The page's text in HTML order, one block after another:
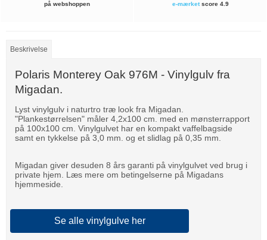
på webshoppen
e-mærketscore 4.9
Beskrivelse
Polaris Monterey Oak 976M - Vinylgulv fra
Migadan.
Lyst vinylgulv i naturtro træ look fra Migadan.
"Plankestørrelsen" måler 4,2x100 cm. med en mønsterrapport
på 100x100 cm. Vinylgulvet har en kompakt vaffelbagside
samt en tykkelse på 3,0 mm. og et slidlag på 0,35 mm.
Migadan giver desuden 8 års garanti på vinylgulvet ved brug i
private hjem. Læs mere om betingelserne på Migadans
hjemmeside.
Se alle vinylgulve her